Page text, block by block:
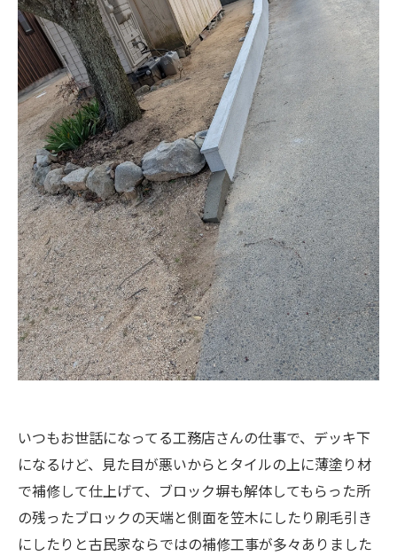
いつもお世話になってる工務店さんの仕事で、デッキ下
になるけど、見た目が悪いからとタイルの上に薄塗り材
で補修して仕上げて、ブロック塀も解体してもらった所
の残ったブロックの天端と側面を笠木にしたり刷毛引き
にしたりと古民家ならではの補修工事が多々ありました